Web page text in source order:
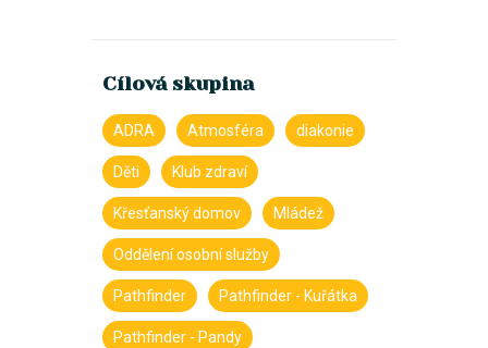
Cílová skupina
ADRA Atmosféra diakonie
Děti Klub zdraví
Křesťanský domov Mládež
Oddělení osobní služby
Pathfinder Pathfinder - Kuřátka
Pathfinder - Pandy